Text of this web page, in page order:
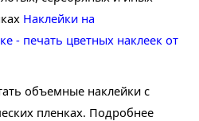
Наклейки на
- печать цветных наклеек от
объемные наклейки с
пленках. Подробнее